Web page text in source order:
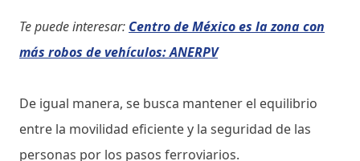
Te puede interesar: Centro de México es la zona con
más robos de vehículos: ANERPV
De igual manera, se busca mantener el equilibrio
entre la movilidad eficiente y la seguridad de las
personas por los pasos ferroviarios.